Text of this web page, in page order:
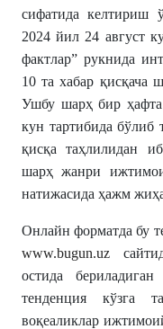
сифатида келтириш
2024 йил 24 август
фактлар” рукнида
10 та хабар қисқача
Ушбу шарҳ бир
кун тартибида бўлиб
қисқа таҳлилидан
шарҳ жанри
натижасида ҳажм
Онлайн форматда бу
www.bugun.uz
остида
тенденция кўзга
воқеаликлар